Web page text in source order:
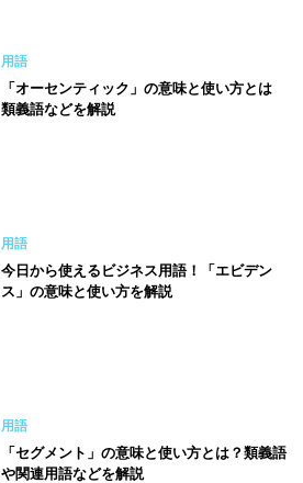
用語
「オーセンティック」の意味と使い方とは
類義語などを解説
用語
今日から使えるビジネス用語！「エビデン
ス」の意味と使い方を解説
用語
「セグメント」の意味と使い方とは？類義語
や関連用語などを解説